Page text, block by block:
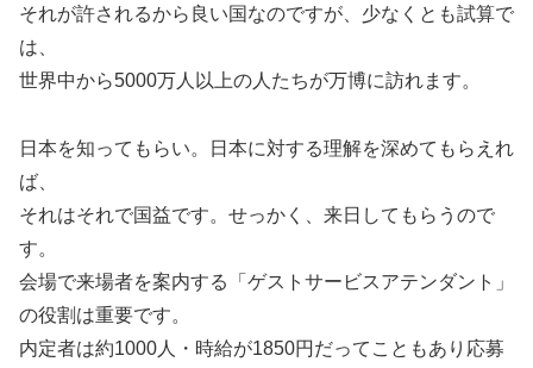
それが許されるから良い国なのですが、少なくとも試算で
は、
世界中から5000万人以上の人たちが万博に訪れます。
日本を知ってもらい。日本に対する理解を深めてもらえれ
ば、
それはそれで国益です。せっかく、来日してもらうので
す。
会場で来場者を案内する「ゲストサービスアテンダント」
の役割は重要です。
内定者は約1000人・時給が1850円だってこともあり応募